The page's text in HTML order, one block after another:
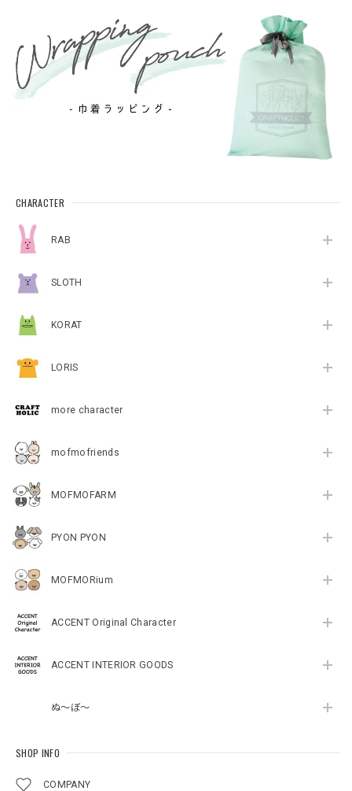
CHARACTER
RAB
SLOTH
KORAT
LORIS
more character
mofmofriends
MOFMOFARM
PYON PYON
MOFMORium
ACCENT Original Character
ACCENT INTERIOR GOODS
ぬ～ぼ～
SHOP INFO
COMPANY